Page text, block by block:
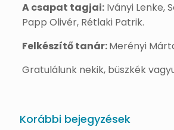
A csapat tagjai:Iványi Lenke,
Papp Olivér, Rétlaki Patrik.
Felkészítő tanár:Merényi
Gratulálunk nekik, büszkék
Korábbi bejegyzések